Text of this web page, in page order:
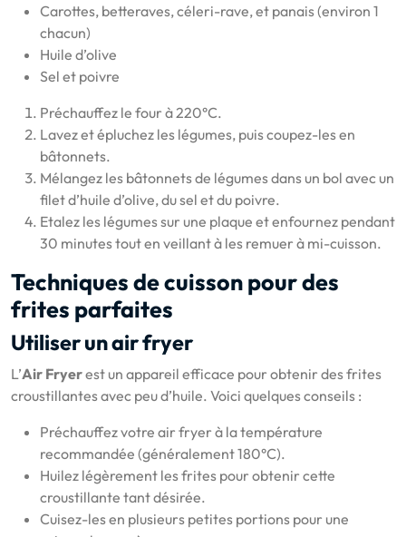
Carottes, betteraves, céleri-rave, et panais (environ 1
chacun)
Huile d’olive
Sel et poivre
Préchauffez le four à 220°C.
Lavez et épluchez les légumes, puis coupez-les en
bâtonnets.
Mélangez les bâtonnets de légumes dans un bol avec un
filet d’huile d’olive, du sel et du poivre.
Etalez les légumes sur une plaque et enfournez pendant
30 minutes tout en veillant à les remuer à mi-cuisson.
Techniques de cuisson pour des
frites parfaites
Utiliser un air fryer
L’Air Fryerest un appareil efficace pour obtenir des frites
croustillantes avec peu d’huile. Voici quelques conseils :
Préchauffez votre air fryer à la température
recommandée (généralement 180°C).
Huilez légèrement les frites pour obtenir cette
croustillante tant désirée.
Cuisez-les en plusieurs petites portions pour une